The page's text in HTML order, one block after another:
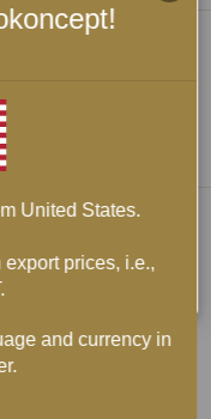
United States.
prices, i.e.,
and currency in